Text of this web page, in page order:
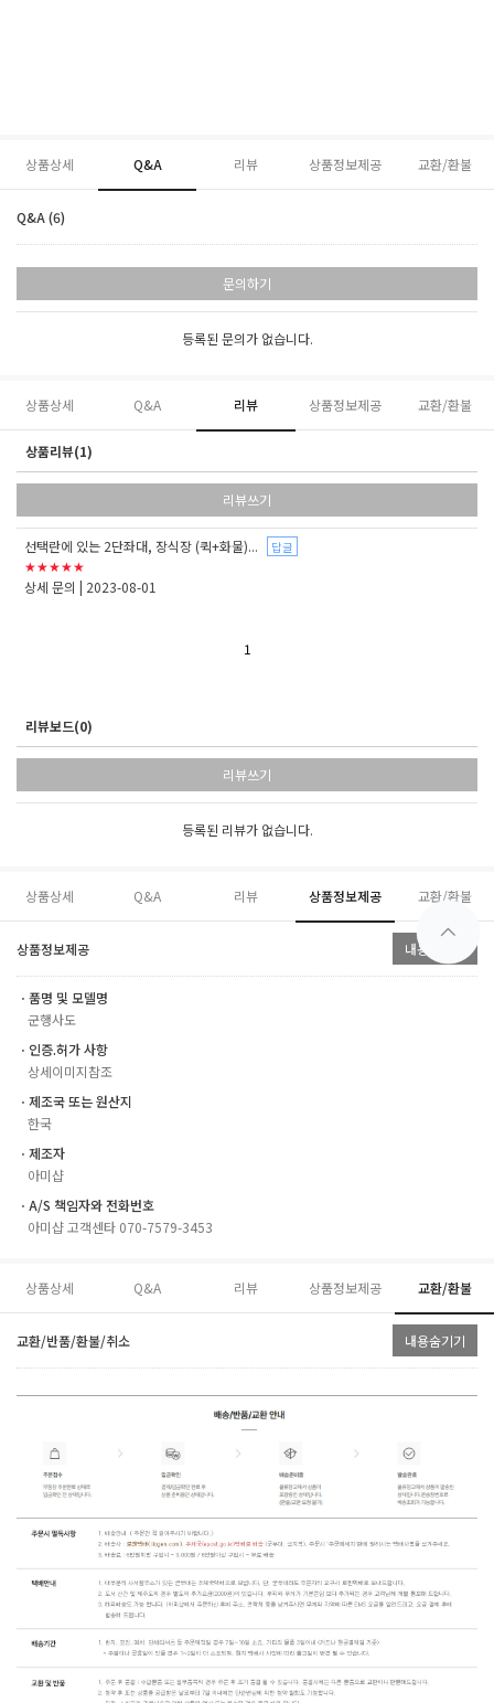
상품상세 Q&A 리뷰 상품정보제공 교환/환불
Q&A (6)
문의하기
등록된 문의가 없습니다.
상품상세 Q&A 리뷰 상품정보제공 교환/환불
상품리뷰(1)
리뷰쓰기
선택란에 있는 2단좌대, 장식장 (퀵+화물)... 답글
★★★★★
상세 문의 | 2023-08-01
1
리뷰보드(0)
리뷰쓰기
등록된 리뷰가 없습니다.
상품상세 Q&A 리뷰 상품정보제공 교환/환불
상품정보제공 내용숨기기
ㆍ품명 및 모델명
군행사도
ㆍ인증.허가 사항
상세이미지참조
ㆍ제조국 또는 원산지
한국
ㆍ제조자
아미샵
ㆍA/S 책임자와 전화번호
아미샵 고객센타 070-7579-3453
상품상세 Q&A 리뷰 상품정보제공 교환/환불
교환/반품/환불/취소 내용숨기기